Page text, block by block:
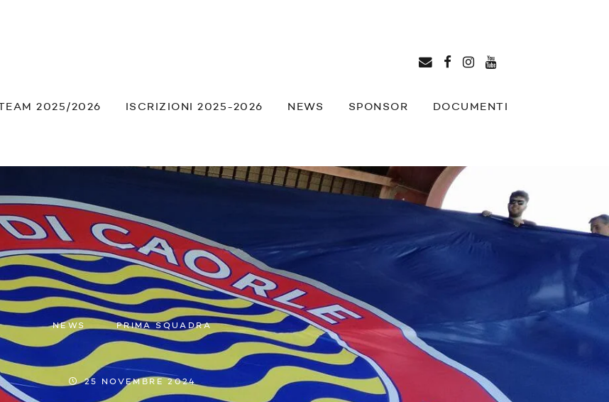
TEAM 2025/2026 ISCRIZIONI 2025-2026 NEWS SPONSOR DOCUMENTI
NEWS PRIMA SQUADRA
25 NOVEMBRE 2024